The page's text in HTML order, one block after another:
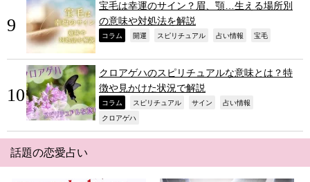
宝毛は幸運のサイン？眉、顎…生える場所別
の意味や対処法を解説
コラム 開運 スピリチュアル 占い情報 宝毛
クロアゲハのスピリチュアルな意味とは？特
徴や見かけた状況で解説
コラム スピリチュアル サイン 占い情報
クロアゲハ
話題の恋愛占い